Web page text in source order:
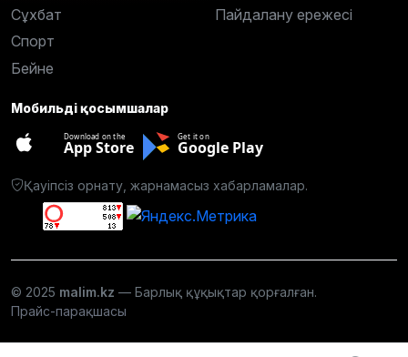
Сұхбат
Спорт
Бейне
Пайдалану ережесі
Мобильді қосымшалар
Download on the
App Store
Get it on
Google Play
Қауіпсіз орнату, жарнамасыз хабарламалар.
© 2025 malim.kz — Барлық құқықтар қорғалған.
Прайс-парақшасы